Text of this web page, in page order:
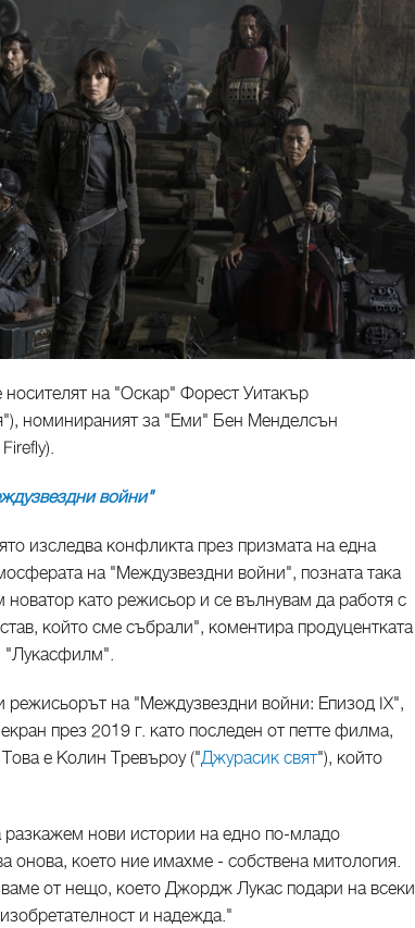
на "Оскар" Форест Уитакър
номинираният за "Еми" Бен Менделсън
войни"
изследва конфликта през призмата на една
на "Междузвездни войни", позната така
като режисьор и се вълнувам да работя с
който сме събрали", коментира продуцентката
"Лукасфилм".
режисьорът на "Междузвездни войни: Епизод IX",
през 2019 г. като последен от петте филма,
е Колин Тревъроу ("Джурасик свят"), който
разкажем нови истории на едно по-младо
онова, което ние имахме - собствена митология.
от нещо, което Джордж Лукас подари на всеки
и надежда."